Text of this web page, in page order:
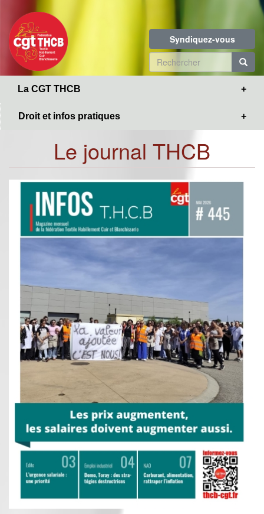
contenu
principal
Syndiquez-vous
Formulaire
de
La CGT THCB
Droit et infos pratiques
Le journal THCB